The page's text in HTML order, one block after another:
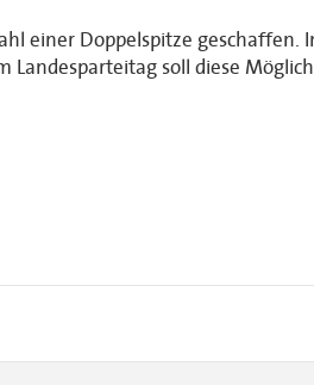
einer Doppelspitze geschaffen.
soll diese